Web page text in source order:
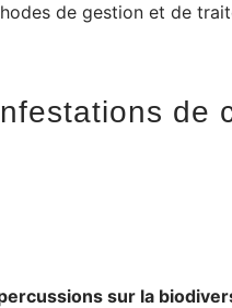
de gestion et de
de
sur la